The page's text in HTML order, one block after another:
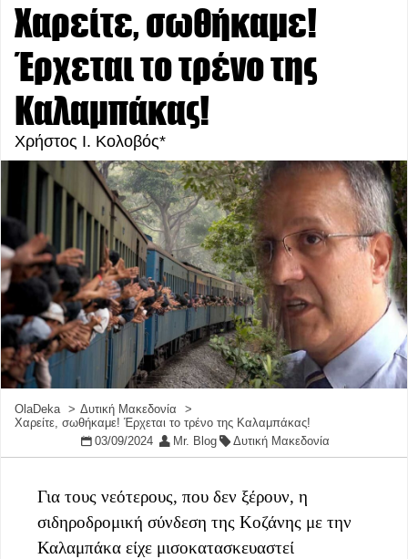
Χαρείτε, σωθήκαμε!
Έρχεται το τρένο της
Καλαμπάκας!
Χρήστος Ι. Κολοβός*
OlaDeka
Δυτική Μακεδονία
Χαρείτε, σωθήκαμε! Έρχεται το τρένο της Καλαμπάκας!
03/09/2024
Mr. Blog Δυτική Μακεδονία
Για τους νεότερους, που δεν ξέρουν, η
σιδηροδρομική σύνδεση της Κοζάνης με την
Καλαμπάκα είχε μισοκατασκευαστεί